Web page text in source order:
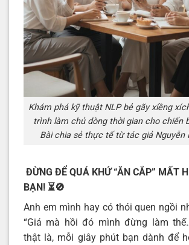
Khám phá kỹ thuật NLP bẻ gãy xiềng
trình làm chủ dòng thời gian cho chiến
Bài chia sẻ thực tế từ tác giả Nguyễn
ĐỪNG ĐỂ QUÁ KHỨ “ĂN CẮP” MẤT
BẠN! ⏳🚫
Anh em mình hay có thói quen ngồi
“Giá mà hồi đó mình đừng làm
thật là, mỗi giây phút bạn dành để